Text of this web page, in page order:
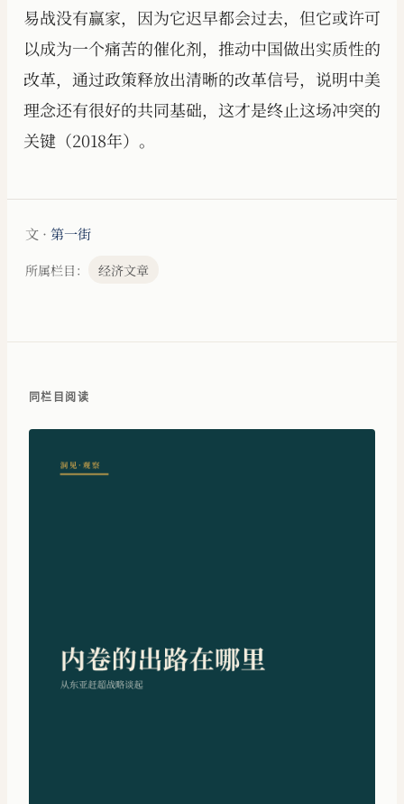
易战没有赢家，因为它迟早都会过去，但它或许可
以成为一个痛苦的催化剂，推动中国做出实质性的
改革，通过政策释放出清晰的改革信号，说明中美
理念还有很好的共同基础，这才是终止这场冲突的
关键（2018年）。
文 · 第一街
所属栏目： 经济文章
同栏目阅读